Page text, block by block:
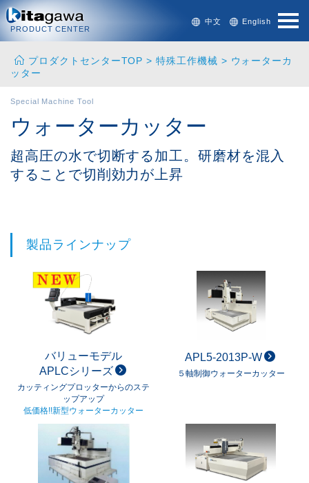
PRODUCT CENTER
中文 English
プロダクトセンターTOP >特殊工作機械 > ウォーターカ
ッター
Special Machine Tool
ウォーターカッター
超高圧の水で切断する加工。研磨材を混入
することで切削効力が上昇
製品ラインナップ
バリューモデル
APLCシリーズ
カッティングプロッターからのステ
ップアップ
低価格!!新型ウォーターカッター
APL5-2013P-W
５軸制御ウォーターカッター